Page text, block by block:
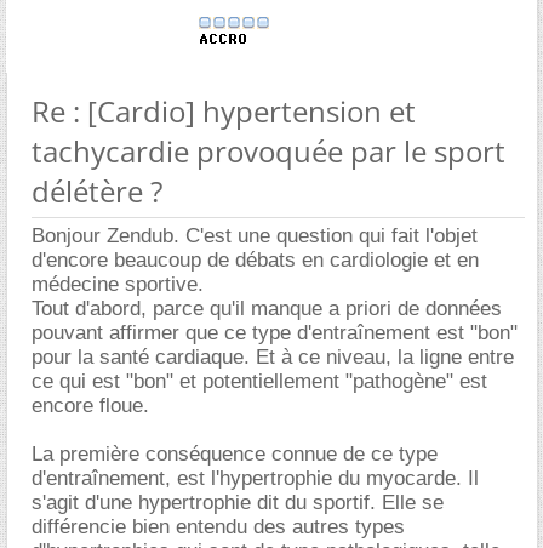
Re : [Cardio] hypertension et
tachycardie provoquée par le sport
délétère ?
Bonjour Zendub. C'est une question qui fait l'objet
d'encore beaucoup de débats en cardiologie et en
médecine sportive.
Tout d'abord, parce qu'il manque a priori de données
pouvant affirmer que ce type d'entraînement est "bon"
pour la santé cardiaque. Et à ce niveau, la ligne entre
ce qui est "bon" et potentiellement "pathogène" est
encore floue.
La première conséquence connue de ce type
d'entraînement, est l'hypertrophie du myocarde. Il
s'agit d'une hypertrophie dit du sportif. Elle se
différencie bien entendu des autres types